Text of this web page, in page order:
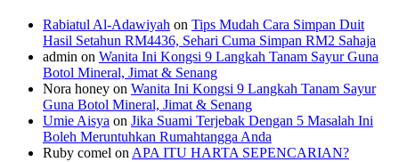
Rabiatul Al-Adawiyah on Tips Mudah Cara Simpan Duit
Hasil Setahun RM4436, Sehari Cuma Simpan RM2 Sahaja
admin on Wanita Ini Kongsi 9 Langkah Tanam Sayur Guna
Botol Mineral, Jimat & Senang
Nora honey on Wanita Ini Kongsi 9 Langkah Tanam Sayur
Guna Botol Mineral, Jimat & Senang
Umie Aisya on Jika Suami Terjebak Dengan 5 Masalah Ini
Boleh Meruntuhkan Rumahtangga Anda
Ruby comel on APA ITU HARTA SEPENCARIAN?